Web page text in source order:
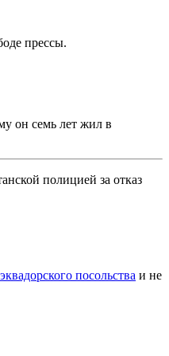
прессы.
он семь лет жил в
полицией за отказ
посольства и не